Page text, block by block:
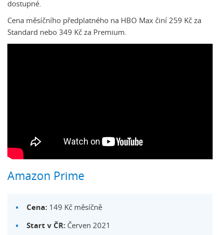
dostupné.
Cena měsíčního předplatného na HBO Max činí 259 Kč za
Standard nebo 349 Kč za Premium.
Amazon Prime
Cena:149 Kč měsíčně
Start v ČR:Červen 2021